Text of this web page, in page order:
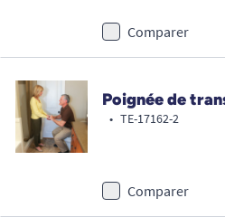
Comparer
Poignée de
• TE-17162-2
Comparer